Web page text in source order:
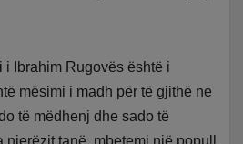
i Ibrahim Rugovës është i
mësimi i madh për të gjithë ne
të mëdhenj dhe sado të